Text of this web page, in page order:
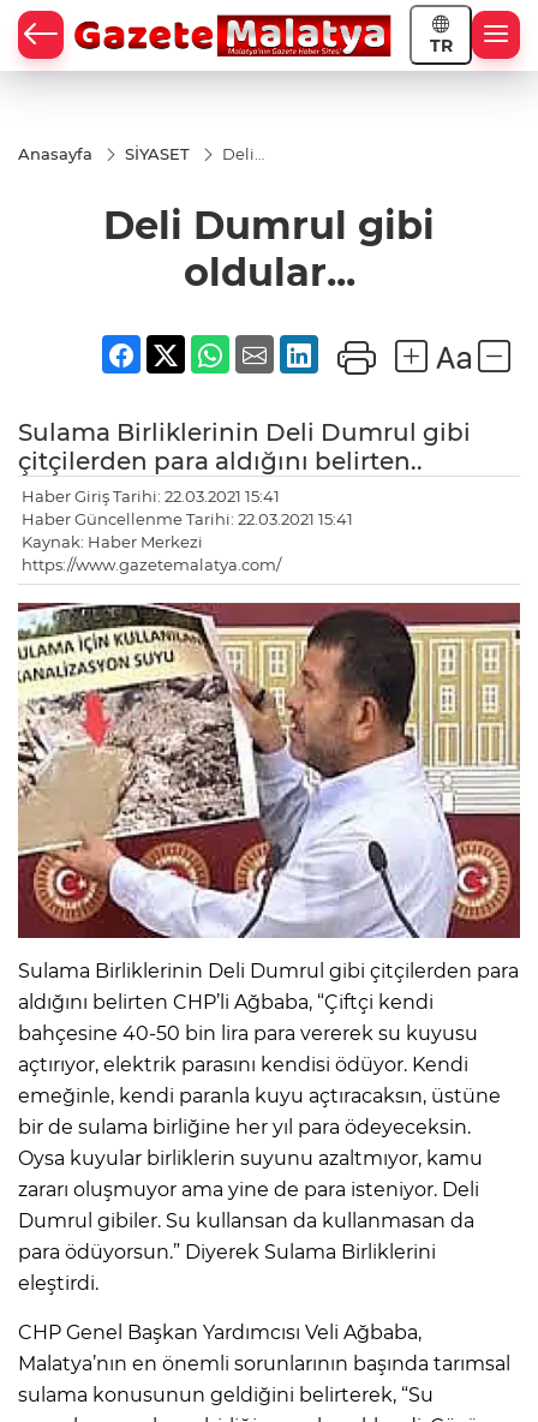
TR
Anasayfa SİYASET
Deli
Deli Dumrul gibi
oldular...
Sulama Birliklerinin Deli Dumrul gibi
çitçilerden para aldığını belirten..
Haber Giriş Tarihi: 22.03.2021 15:41
Haber Güncellenme Tarihi: 22.03.2021 15:41
Kaynak: Haber Merkezi
https://www.gazetemalatya.com/
Sulama Birliklerinin Deli Dumrul gibi çitçilerden para
aldığını belirten CHP’li Ağbaba, “Çiftçi kendi
bahçesine 40-50 bin lira para vererek su kuyusu
açtırıyor, elektrik parasını kendisi ödüyor. Kendi
emeğinle, kendi paranla kuyu açtıracaksın, üstüne
bir de sulama birliğine her yıl para ödeyeceksin.
Oysa kuyular birliklerin suyunu azaltmıyor, kamu
zararı oluşmuyor ama yine de para isteniyor. Deli
Dumrul gibiler. Su kullansan da kullanmasan da
para ödüyorsun.” Diyerek Sulama Birliklerini
eleştirdi.
CHP Genel Başkan Yardımcısı Veli Ağbaba,
Malatya’nın en önemli sorunlarının başında tarımsal
sulama konusunun geldiğini belirterek, “Su